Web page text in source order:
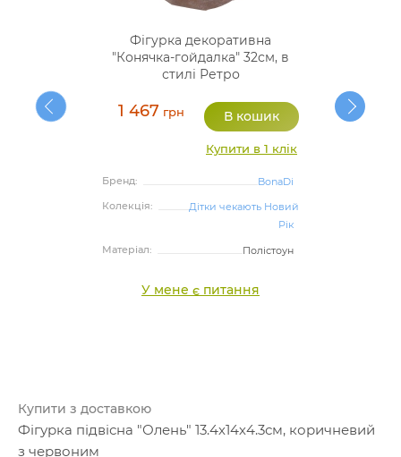
Фігурка декоративна
"Конячка-гойдалка" 32см, в
стилі Ретро
1 467 грн
Купити в 1 клік
Бренд:
BonaDi
Колекція:
Дітки чекають Новий
Рік
Матеріал:
Полістоун
У мене є питання
Купити з доставкою
Фігурка підвісна "Олень" 13.4х14х4.3см, коричневий
з червоним